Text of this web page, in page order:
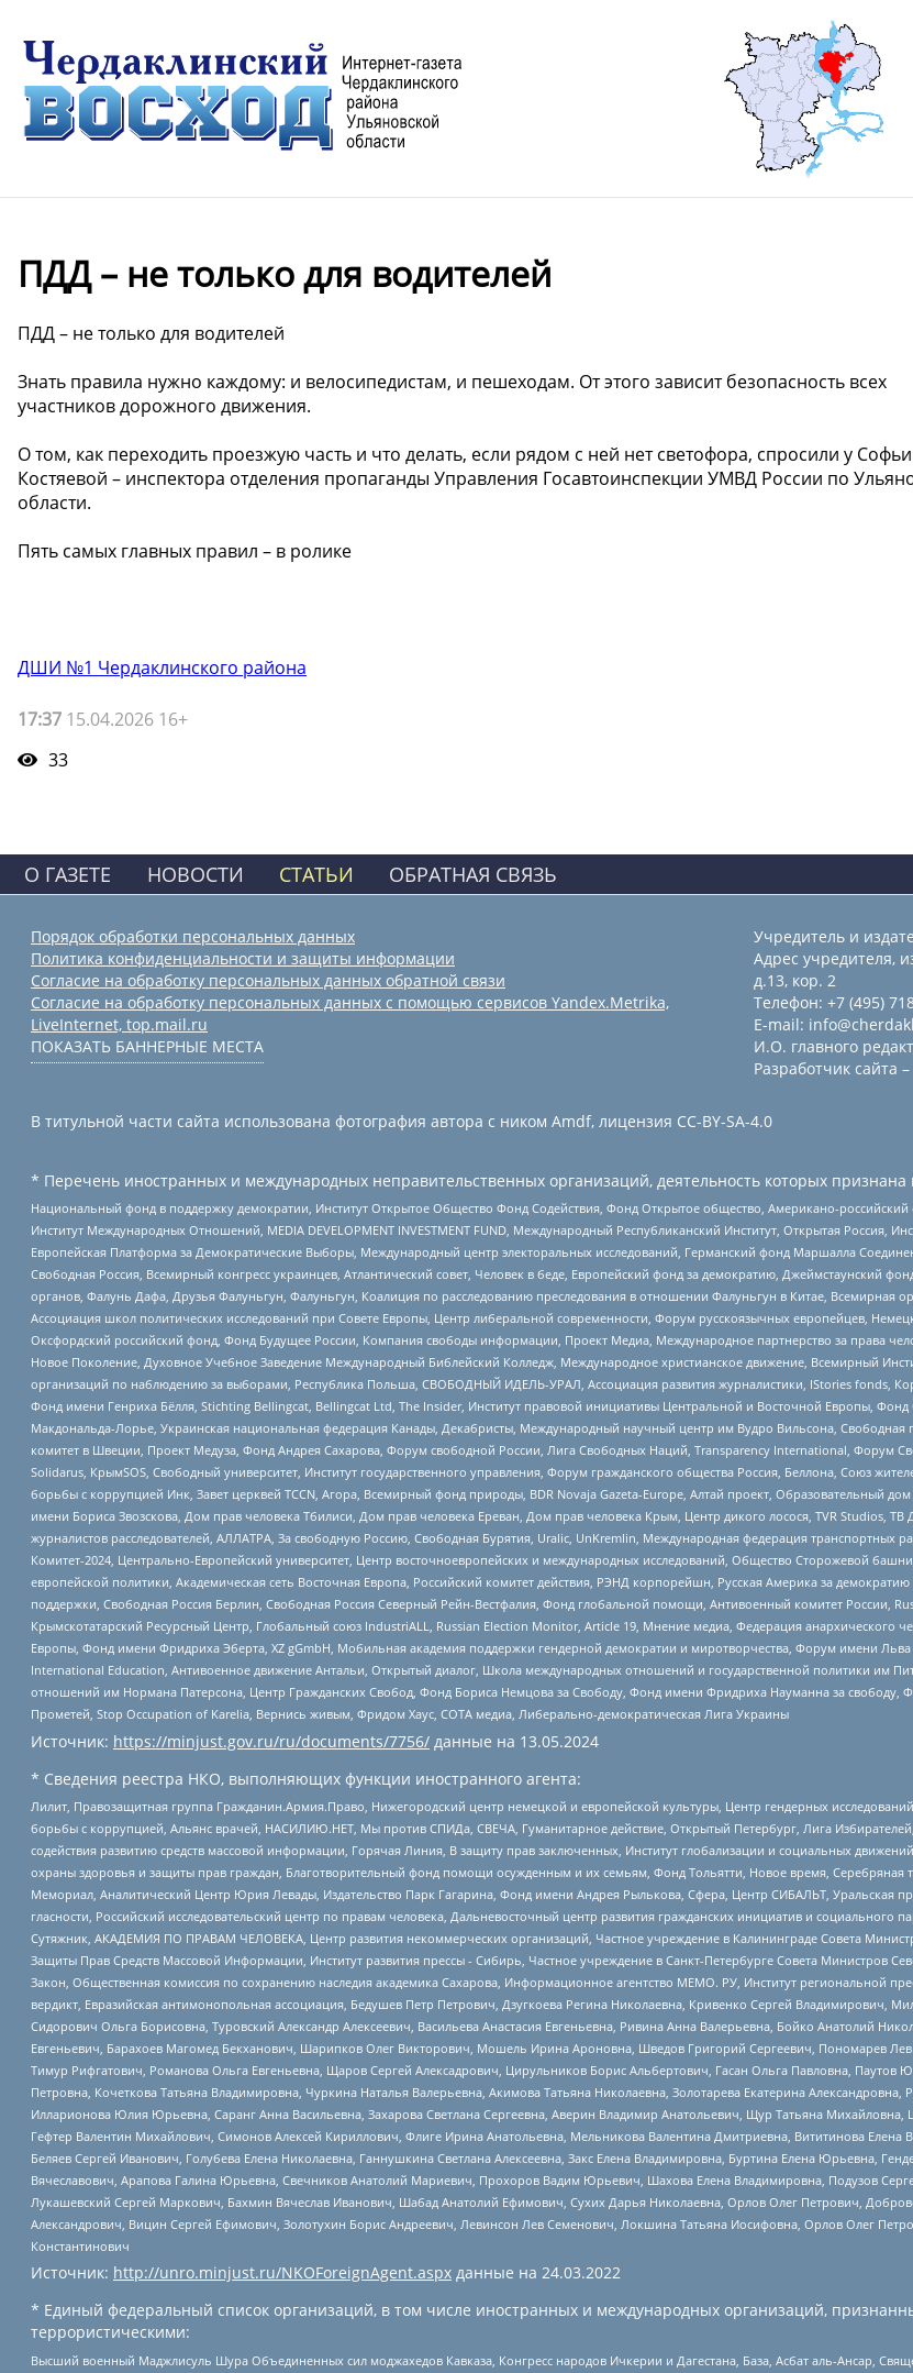
ПДД – не только для водителей
ПДД – не только для водителей
Знать правила нужно каждому: и велосипедистам, и пешеходам. От этого зависит безопасность всех
участников дорожного движения.
О том, как переходить проезжую часть и что делать, если рядом с ней нет светофора, спросили у Софьи
Костяевой – инспектора отделения пропаганды Управления Госавтоинспекции УМВД России по
области.
Пять самых главных правил – в ролике
ДШИ №1 Чердаклинского района
17:37 15.04.2026 16+
33
О ГАЗЕТЕ НОВОСТИ СТАТЬИ ОБРАТНАЯ СВЯЗЬ
Порядок обработки персональных данных
Политика конфиденциальности и защиты информации
Согласие на обработку персональных данных обратной связи
Согласие на обработку персональных данных с помощью сервисов Yandex.Metrika,
LiveInternet, top.mail.ru
ПОКАЗАТЬ БАННЕРНЫЕ МЕСТА
Учредитель и
Адрес учредителя,
д.13, кор. 2
Телефон: +7 (495)
E-mail:
И.О. главного
Разработчик сайта –
В титульной части сайта использована фотография автора с ником Amdf, лицензия CC-BY-SA-4.0
* Перечень иностранных и международных неправительственных организаций, деятельность которых
Национальный фонд в поддержку демократии, Институт Открытое Общество Фонд Содействия, Фонд Открытое общество, Американо-
Институт Международных Отношений, MEDIA DEVELOPMENT INVESTMENT FUND, Международный Республиканский Институт, Открытая Россия,
Европейская Платформа за Демократические Выборы, Международный центр электоральных исследований, Германский фонд Маршалла
Свободная Россия, Всемирный конгресс украинцев, Атлантический совет, Человек в беде, Европейский фонд за демократию, Джеймстаунский
органов, Фалунь Дафа, Друзья Фалуньгун, Фалуньгун, Коалиция по расследованию преследования в отношении Фалуньгун в Китае, Всемирная
Ассоциация школ политических исследований при Совете Европы, Центр либеральной современности, Форум русскоязычных европейцев,
Оксфордский российский фонд, Фонд Будущее России, Компания свободы информации, Проект Медиа, Международное партнерство за права
Новое Поколение, Духовное Учебное Заведение Международный Библейский Колледж, Международное христианское движение, Всемирный
организаций по наблюдению за выборами, Республика Польша, СВОБОДНЫЙ ИДЕЛЬ-УРАЛ, Ассоциация развития журналистики, IStories
Фонд имени Генриха Бёлля, Stichting Bellingcat, Bellingcat Ltd, The Insider, Институт правовой инициативы Центральной и Восточной Европы,
Макдональда-Лорье, Украинская национальная федерация Канады, Декабристы, Международный научный центр им Вудро Вильсона, Свободная
комитет в Швеции, Проект Медуза, Фонд Андрея Сахарова, Форум свободной России, Лига Свободных Наций, Transparеncy International, Форум
Solidarus, КрымSOS, Свободный университет, Институт государственного управления, Форум гражданского общества Россия, Беллона, Союз
борьбы с коррупцией Инк, Завет церквей TCCN, Агора, Всемирный фонд природы, BDR Novaja Gazeta-Europe, Алтай проект, Образовательный
имени Бориса Звозскова, Дом прав человека Тбилиси, Дом прав человека Ереван, Дом прав человека Крым, Центр дикого лосося, TVR Studios,
журналистов расследователей, АЛЛАТРА, За свободную Россию, Свободная Бурятия, Uralic, UnKremlin, Международная федерация транспортных
Комитет-2024, Центрально-Европейский университет, Центр восточноевропейских и международных исследований, Общество Сторожевой
европейской политики, Академическая сеть Восточная Европа, Российский комитет действия, РЭНД корпорейшн, Русская Америка за
поддержки, Свободная Россия Берлин, Свободная Россия Северный Рейн-Вестфалия, Фонд глобальной помощи, Антивоенный комитет России,
Крымскотатарский Ресурсный Центр, Глобальный союз IndustriALL, Russian Election Monitor, Article 19, Мнение медиа, Федерация анархического
Европы, Фонд имени Фридриха Эберта, XZ gGmbH, Мобильная академия поддержки гендерной демократии и миротворчества, Форум имени
International Education, Антивоенное движение Антальи, Открытый диалог, Школа международных отношений и государственной политики им
отношений им Нормана Патерсона, Центр Гражданских Свобод, Фонд Бориса Немцова за Свободу, Фонд имени Фридриха Науманна за свободу,
Прометей, Stop Occupation of Karelia, Вернись живым, Фридом Хаус, СОТА медиа, Либерально-демократическая Лига Украины
Источник: https://minjust.gov.ru/ru/documents/7756/ данные на 13.05.2024
* Сведения реестра НКО, выполняющих функции иностранного агента:
Лилит, Правозащитная группа Гражданин.Армия.Право, Нижегородский центр немецкой и европейской культуры, Центр гендерных
борьбы с коррупцией, Альянс врачей, НАСИЛИЮ.НЕТ, Мы против СПИДа, СВЕЧА, Гуманитарное действие, Открытый Петербург, Лига
содействия развитию средств массовой информации, Горячая Линия, В защиту прав заключенных, Институт глобализации и социальных
охраны здоровья и защиты прав граждан, Благотворительный фонд помощи осужденным и их семьям, Фонд Тольятти, Новое время, Серебряная
Мемориал, Аналитический Центр Юрия Левады, Издательство Парк Гагарина, Фонд имени Андрея Рылькова, Сфера, Центр СИБАЛЬТ, Уральская
гласности, Российский исследовательский центр по правам человека, Дальневосточный центр развития гражданских инициатив и социального
Сутяжник, АКАДЕМИЯ ПО ПРАВАМ ЧЕЛОВЕКА, Центр развития некоммерческих организаций, Частное учреждение в Калининграде Совета
Защиты Прав Средств Массовой Информации, Институт развития прессы - Сибирь, Частное учреждение в Санкт-Петербурге Совета Министров
Закон, Общественная комиссия по сохранению наследия академика Сахарова, Информационное агентство МЕМО. РУ, Институт региональной
вердикт, Евразийская антимонопольная ассоциация, Бедушев Петр Петрович, Дзугкоева Регина Николаевна, Кривенко Сергей
Сидорович Ольга Борисовна, Туровский Александр Алексеевич, Васильева Анастасия Евгеньевна, Ривина Анна Валерьевна, Бойко Анатолий
Евгеньевич, Барахоев Магомед Бекханович, Шарипков Олег Викторович, Мошель Ирина Ароновна, Шведов Григорий Сергеевич, Пономарев
Тимур Рифгатович, Романова Ольга Евгеньевна, Щаров Сергей Алексадрович, Цирульников Борис Альбертович, Гасан Ольга Павловна,
Петровна, Кочеткова Татьяна Владимировна, Чуркина Наталья Валерьевна, Акимова Татьяна Николаевна, Золотарева Екатерина
Илларионова Юлия Юрьевна, Саранг Анна Васильевна, Захарова Светлана Сергеевна, Аверин Владимир Анатольевич, Щур Татьяна
Гефтер Валентин Михайлович, Симонов Алексей Кириллович, Флиге Ирина Анатольевна, Мельникова Валентина Дмитриевна, Вититинова
Беляев Сергей Иванович, Голубева Елена Николаевна, Ганнушкина Светлана Алексеевна, Закс Елена Владимировна, Буртина Елена Юрьевна,
Вячеславович, Арапова Галина Юрьевна, Свечников Анатолий Мариевич, Прохоров Вадим Юрьевич, Шахова Елена Владимировна, Подузов
Лукашевский Сергей Маркович, Бахмин Вячеслав Иванович, Шабад Анатолий Ефимович, Сухих Дарья Николаевна, Орлов Олег Петрович,
Александрович, Вицин Сергей Ефимович, Золотухин Борис Андреевич, Левинсон Лев Семенович, Локшина Татьяна Иосифовна, Орлов Олег
Константинович
Источник: http://unro.minjust.ru/NKOForeignAgent.aspx данные на 24.03.2022
* Единый федеральный список организаций, в том числе иностранных и международных организаций,
террористическими:
Высший военный Маджлисуль Шура Объединенных сил моджахедов Кавказа, Конгресс народов Ичкерии и Дагестана, База, Асбат аль-Ансар,